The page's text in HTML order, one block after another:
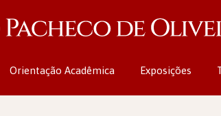
Orientação Acadêmica Exposições